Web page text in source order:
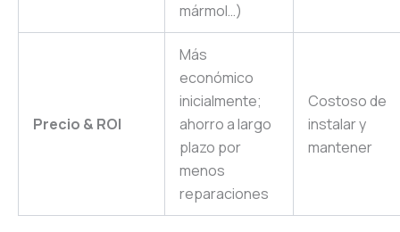
mármol…)
Precio & ROI
Más
económico
inicialmente;
ahorro a largo
plazo por
menos
reparaciones
Costoso de
instalar y
mantener